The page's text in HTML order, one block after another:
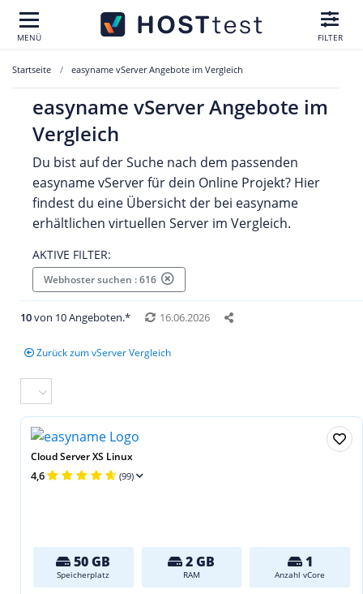
MENÜ FILTER
Startseite easyname vServer Angebote im Vergleich
easyname vServer Angebote im
Vergleich
Du bist auf der Suche nach dem passenden
easyname vServer für dein Online Projekt? Hier
findest du eine Übersicht der bei easyname
erhältlichen virtuellen Server im Vergleich.
AKTIVE FILTER:
Webhoster suchen : 616
10von 10 Angeboten.* 16.06.2026
Zurück zum vServer Vergleich
Cloud Server XS Linux
4,6 (99)
50 GB
Speicherplatz
2 GB
RAM
1
Anzahl vCore